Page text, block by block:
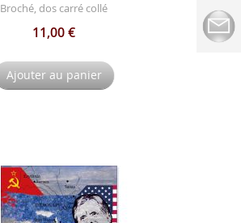
Broché, dos carré collé
11,00 €
Ajouter au panier